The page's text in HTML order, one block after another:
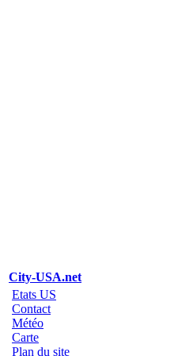
City-USA.net
Etats US
Contact
Météo
Carte
Plan du site